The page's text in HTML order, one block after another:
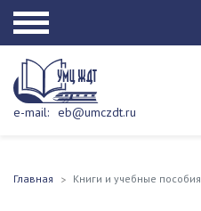
e-mail: eb@umczdt.ru
Главная Книги и учебные пособия